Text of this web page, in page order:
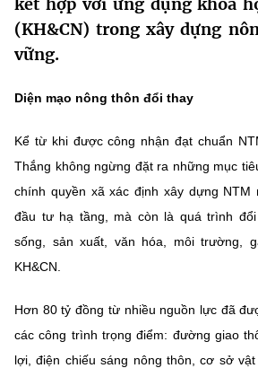
Sở Khoa học và Công nghệ
Chuyển đổi số
Bưu chính, Viễn thông
Sở hữu trí tuệ
Năng lượng nguyên tử
Tin tổng hợp
Văn bản QPPL
Văn bản chỉ đạo điều hành
Lấy ý kiến người dân về dự thảo
MST IOFFICE
THỐNG KÊ
Khoa học và Công nghệ
Đổi mới sáng tạo
Chuyển đổi số
Sở hữu trí tuệ
Tiêu chuẩn, đo lường, chất lượng
Năng lượng nguyên tử
Multimedia
THƯ ĐIỆN TỬ
Khác
Videos
Infographic
Voice
Nhiệm vụ trọng tâm
(KH&CN) trong xây dựng
vững.
Diện mạo nông thôn đổi thay
Kể từ khi được công nhận đạt chuẩn
Thắng không ngừng đặt ra những mục
chính quyền xã xác định xây dựng NTM
đầu tư hạ tầng, mà còn là quá trình
sống, sản xuất, văn hóa, môi trường,
KH&CN.
Hơn 80 tỷ đồng từ nhiều nguồn lực đã
các công trình trọng điểm: đường giao
lợi, điện chiếu sáng nông thôn, cơ sở